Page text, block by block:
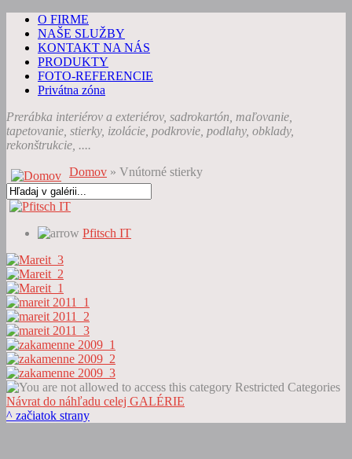
O FIRME
NAŠE SLUŽBY
KONTAKT NA NÁS
PRODUKTY
FOTO-REFERENCIE
Privátna zóna
Prerábka interiérov a exteriérov, sadrokartón, maľovanie,
tapetovanie, stierky, izolácie, podkrovie, podlahy, obklady,
rekonštrukcie, ....
Domov » Vnútorné stierky
Pfitsch IT
Restricted Categories
Návrat do náhľadu celej GALÉRIE
^ začiatok strany